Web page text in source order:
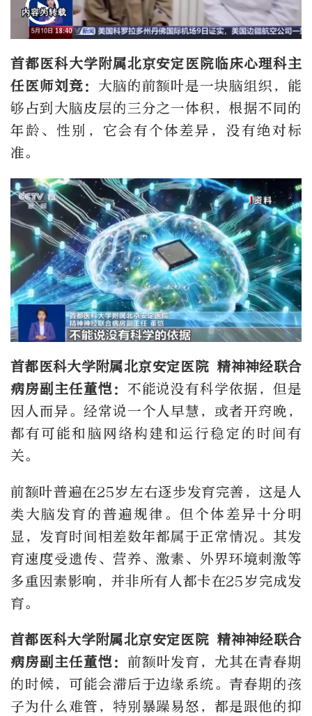
首都医科大学附属北京安定医院临床心理科主
任医师刘竞： 大脑的前额叶是一块脑组织，能
够占到大脑皮层的三分之一体积，根据不同的
年龄、性别，它会有个体差异，没有绝对标
准。
首都医科大学附属北京安定医院 精神神经联合
病房副主任董恺： 不能说没有科学依据，但是
因人而异。经常说一个人早慧，或者开窍晚，
都有可能和脑网络构建和运行稳定的时间有
关。
前额叶普遍在25岁左右逐步发育完善，这是人
类大脑发育的普遍规律。但个体差异十分明
显，发育时间相差数年都属于正常情况。其发
育速度受遗传、营养、激素、外界环境刺激等
多重因素影响，并非所有人都卡在25岁完成发
育。
首都医科大学附属北京安定医院 精神神经联合
病房副主任董恺： 前额叶发育，尤其在青春期
的时候，可能会滞后于边缘系统。青春期的孩
子为什么难管，特别暴躁易怒，都是跟他的抑